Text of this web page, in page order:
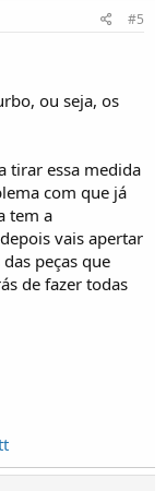
#5
ou seja, os
tirar essa medida
com que já
tem a
vais apertar
peças que
de fazer todas